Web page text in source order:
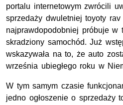
portalu internetowym zwrócili
sprzedaży dwuletniej toyoty
najprawdopodobniej próbuje w
skradziony samochód. Już
wskazywała na to, że auto
września ubiegłego roku w
W tym samym czasie
jedno ogłoszenie o sprzedaży